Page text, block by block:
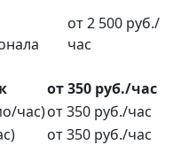
от 2 500 руб./
час
от 350 руб./час
час)от 350 руб./час
от 350 руб./час